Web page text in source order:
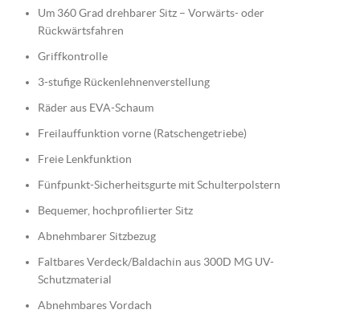
Um 360 Grad drehbarer Sitz – Vorwärts- oder
Rückwärtsfahren
Griffkontrolle
3-stufige Rückenlehnenverstellung
Räder aus EVA-Schaum
Freilauffunktion vorne (Ratschengetriebe)
Freie Lenkfunktion
Fünfpunkt-Sicherheitsgurte mit Schulterpolstern
Bequemer, hochprofilierter Sitz
Abnehmbarer Sitzbezug
Faltbares Verdeck/Baldachin aus 300D MG UV-
Schutzmaterial
Abnehmbares Vordach